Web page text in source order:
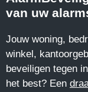
van uw
Jouw woning,
winkel,
beveiligen tegen
het best? Een